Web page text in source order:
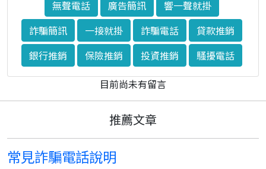
無聲電話
廣告簡訊
響一聲就掛
詐騙簡訊
一接就掛 詐騙電話
貸款推銷
銀行推銷
保險推銷 投資推銷
騷擾電話
目前尚未有留言
推薦文章
常見詐騙電話說明